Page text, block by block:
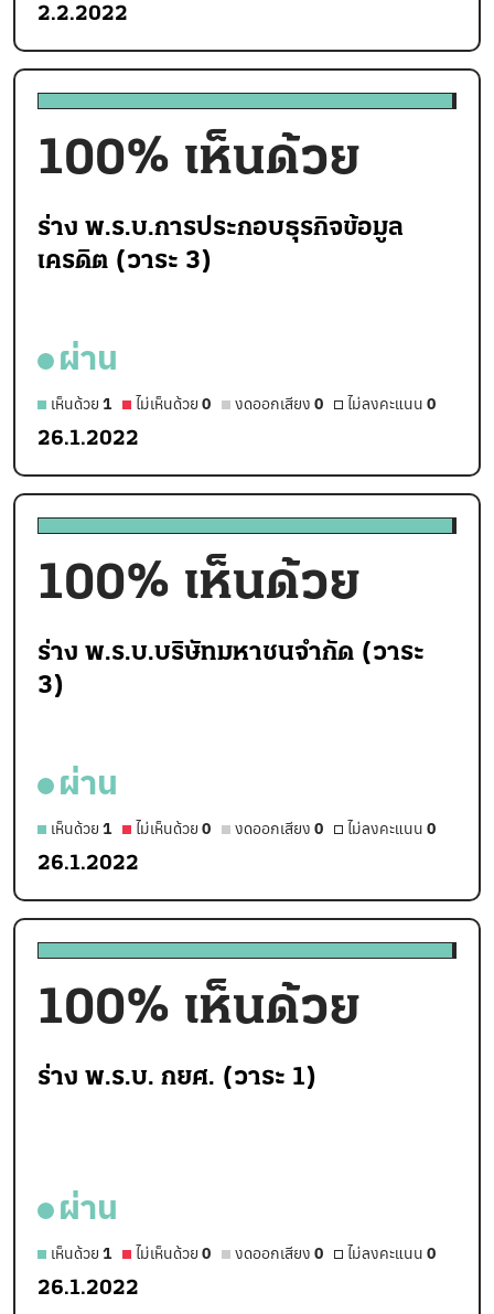
2.2.2022
100% เห็นด้วย
ร่าง พ.ร.บ.การประกอบธุรกิจข้อมูล
เครดิต (วาระ 3)
ผ่าน
เห็นด้วย 1 ไม่เห็นด้วย 0 งดออกเสียง 0 ไม่ลงคะแนน 0
26.1.2022
100% เห็นด้วย
ร่าง พ.ร.บ.บริษัทมหาชนจำกัด (วาระ
3)
ผ่าน
เห็นด้วย 1 ไม่เห็นด้วย 0 งดออกเสียง 0 ไม่ลงคะแนน 0
26.1.2022
100% เห็นด้วย
ร่าง พ.ร.บ. กยศ. (วาระ 1)
ผ่าน
เห็นด้วย 1 ไม่เห็นด้วย 0 งดออกเสียง 0 ไม่ลงคะแนน 0
26.1.2022